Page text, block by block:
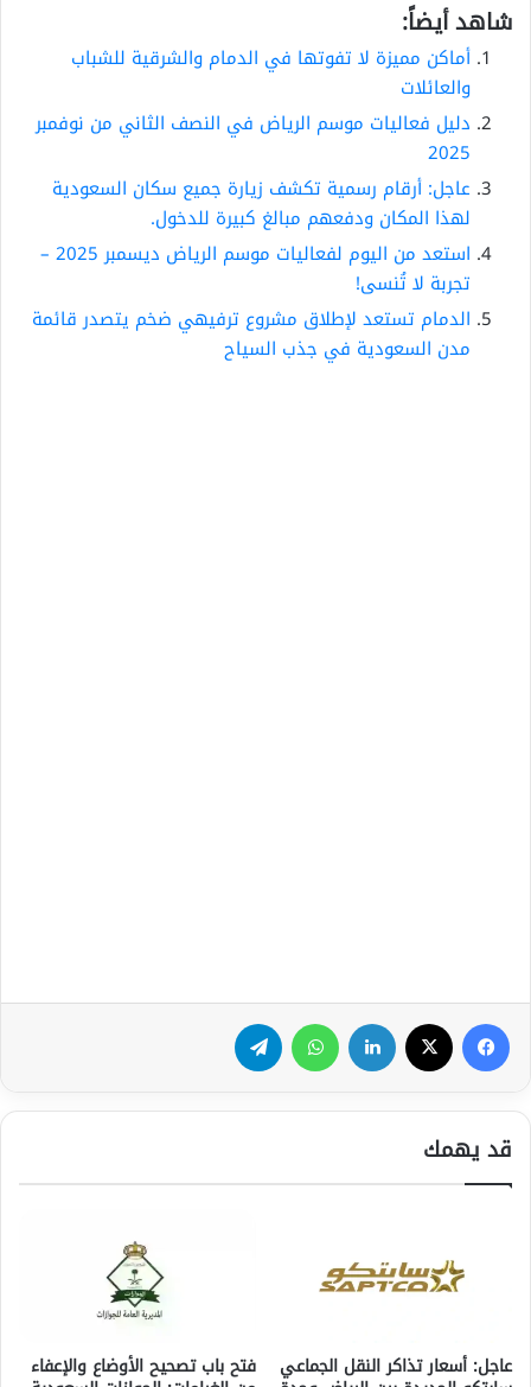
شاهد أيضاً:
أماكن مميزة لا تفوتها في الدمام والشرقية للشباب
والعائلات
دليل فعاليات موسم الرياض في النصف الثاني من نوفمبر
2025
عاجل: أرقام رسمية تكشف زيارة جميع سكان السعودية
لهذا المكان ودفعهم مبالغ كبيرة للدخول.
استعد من اليوم لفعاليات موسم الرياض ديسمبر 2025 –
تجربة لا تُنسى!
الدمام تستعد لإطلاق مشروع ترفيهي ضخم يتصدر قائمة
مدن السعودية في جذب السياح
فيسبوك لينكدإن واتساب
قد يهمك
عاجل: أسعار تذاكر النقل الجماعي فتح باب تصحيح الأوضاع والإعفاء